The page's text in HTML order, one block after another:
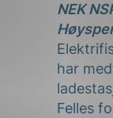
NEK
har
Felles